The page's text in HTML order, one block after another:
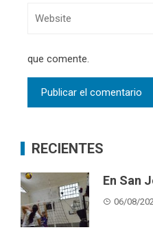
que comente.
RECIENTES
En San
06/08/